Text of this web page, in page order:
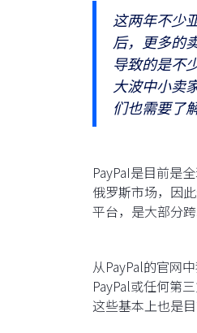
这两年不少
后，更多的
导致的是不
大波中小卖
们也需要了
PayPaI是目前是
俄罗斯市场，因
平台，是大部分
从PayPal的官网
PayPal或任何第
这些基本上也是